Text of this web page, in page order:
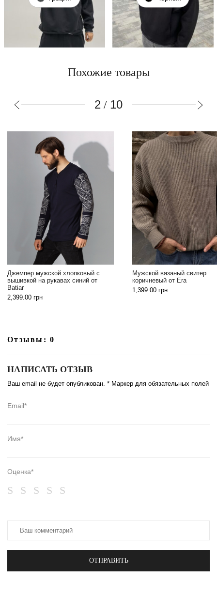
Похожие товары
3 / 10
мужской хлопковый с
на рукавах синий от
грн
Мужской вязаный свитер
коричневый от Era
1,399.00грн
Отзывы: 0
НАПИСАТЬ ОТЗЫВ
Ваш email не будет опубликован. * Маркер для обязательных полей
Email*
Имя*
Оценка*
ОТПРАВИТЬ